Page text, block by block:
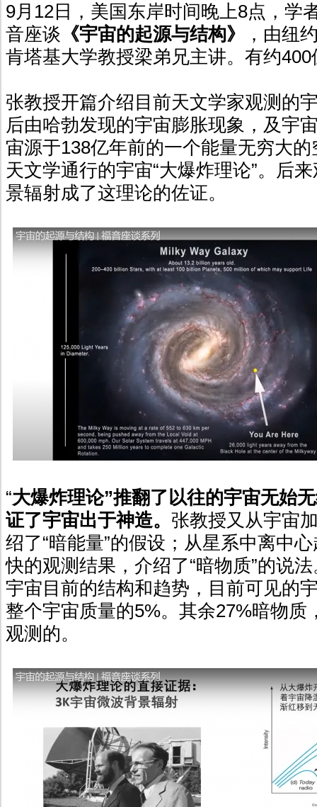
9月12日，美国东岸时间晚上8点，学
音座谈 《宇宙的起源与结构》
，由纽
肯塔基大学教授梁弟兄主讲。有约
张教授开篇介绍目前天文学家观测的
后由哈勃发现的宇宙膨胀现象，及宇
宙源于138亿年前的一个能量无穷大
天文学通行的宇宙“大爆炸理论”。后
景辐射成了这理论的佐证。
“大爆炸理论”推翻了以往的宇宙无始
证了宇宙出于神造。 张教授又从宇宙
绍了“暗能量”的假设；从星系中离中
快的观测结果，介绍了“暗物质”的说
宇宙目前的结构和趋势，目前可见的
整个宇宙质量的5%。其余27%暗物质
观测的。